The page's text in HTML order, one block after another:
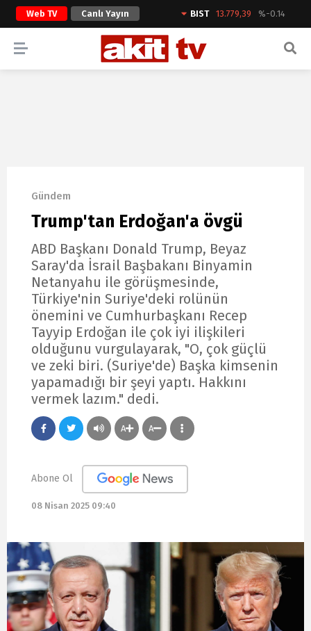
Web TV Canlı Yayın BIST 13.779,39 %-0.14
ARAMA YAP
Gündem
Trump'tan Erdoğan'a övgü
ABD Başkanı Donald Trump, Beyaz
Saray'da İsrail Başbakanı Binyamin
Netanyahu ile görüşmesinde,
Türkiye'nin Suriye'deki rolünün
önemini ve Cumhurbaşkanı Recep
Tayyip Erdoğan ile çok iyi ilişkileri
olduğunu vurgulayarak, "O, çok güçlü
ve zeki biri. (Suriye'de) Başka kimsenin
yapamadığı bir şeyi yaptı. Hakkını
vermek lazım." dedi.
A A
Abone Ol
08 Nisan 2025 09:40